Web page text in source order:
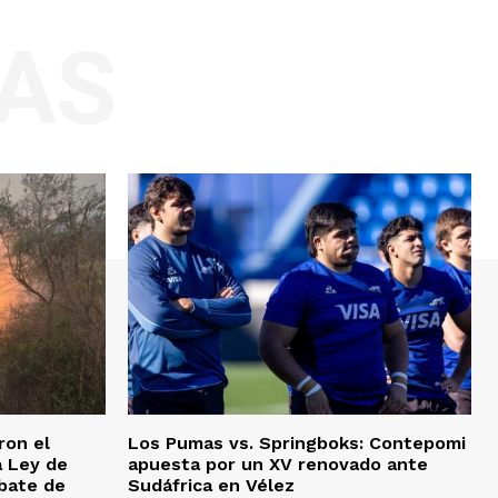
el
Ley de
de
Los Pumas vs. Springboks: Contepomi
apuesta por un XV renovado ante
Sudáfrica en Vélez